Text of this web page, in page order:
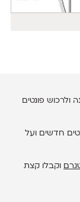
ולרכוש פונטים
חדשים ועל
וקבלו קצת